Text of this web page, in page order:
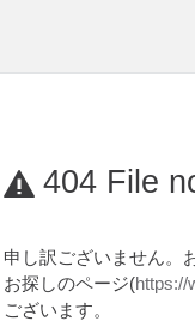
404 File
申し訳ございません。
お探しのページ(https://
ございます。